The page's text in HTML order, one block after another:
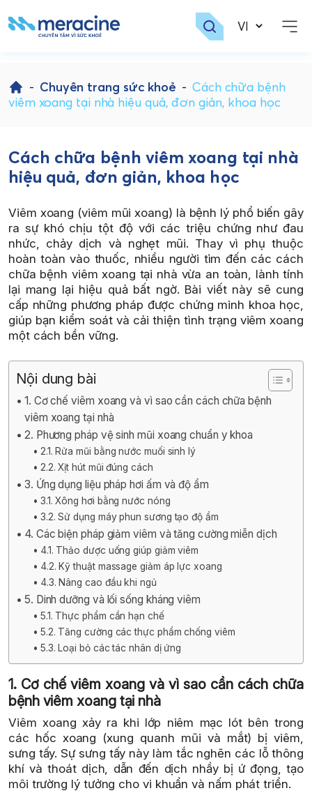
to
content
- Chuyên trang sức khoẻ - Cách chữa bệnh
viêm xoang tại nhà hiệu quả, đơn giản, khoa học
Cách chữa bệnh viêm xoang tại nhà
hiệu quả, đơn giản, khoa học
Viêm xoang (viêm mũi xoang) là bệnh lý phổ biến gây
ra sự khó chịu tột độ với các triệu chứng như đau
nhức, chảy dịch và nghẹt mũi. Thay vì phụ thuộc
hoàn toàn vào thuốc, nhiều người tìm đến các cách
chữa bệnh viêm xoang tại nhà vừa an toàn, lành tính
lại mang lại hiệu quả bất ngờ. Bài viết này sẽ cung
cấp những phương pháp được chứng minh khoa học,
giúp bạn kiểm soát và cải thiện tình trạng viêm xoang
một cách bền vững.
Nội dung bài
1. Cơ chế viêm xoang và vì sao cần cách chữa bệnh
viêm xoang tại nhà
2. Phương pháp vệ sinh mũi xoang chuẩn y khoa
2.1. Rửa mũi bằng nước muối sinh lý
2.2. Xịt hút mũi đúng cách
3. Ứng dụng liệu pháp hơi ấm và độ ẩm
3.1. Xông hơi bằng nước nóng
3.2. Sử dụng máy phun sương tạo độ ẩm
4. Các biện pháp giảm viêm và tăng cường miễn dịch
4.1. Thảo dược uống giúp giảm viêm
4.2. Kỹ thuật massage giảm áp lực xoang
4.3. Nâng cao đầu khi ngủ
5. Dinh dưỡng và lối sống kháng viêm
5.1. Thực phẩm cần hạn chế
5.2. Tăng cường các thực phẩm chống viêm
5.3. Loại bỏ các tác nhân dị ứng
1. Cơ chế viêm xoang và vì sao cần cách chữa
bệnh viêm xoang tại nhà
Viêm xoang xảy ra khi lớp niêm mạc lót bên trong
các hốc xoang (xung quanh mũi và mắt) bị viêm,
sưng tấy. Sự sưng tấy này làm tắc nghẽn các lỗ thông
khí và thoát dịch, dẫn đến dịch nhầy bị ứ đọng, tạo
môi trường lý tưởng cho vi khuẩn và nấm phát triển.